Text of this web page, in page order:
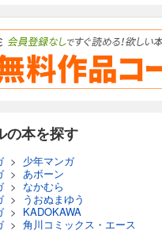
の本を探す
> 少年マンガ
> あボーン
> なかむら
>
うおぬまゆう
> KADOKAWA
> 角川コミックス・エース